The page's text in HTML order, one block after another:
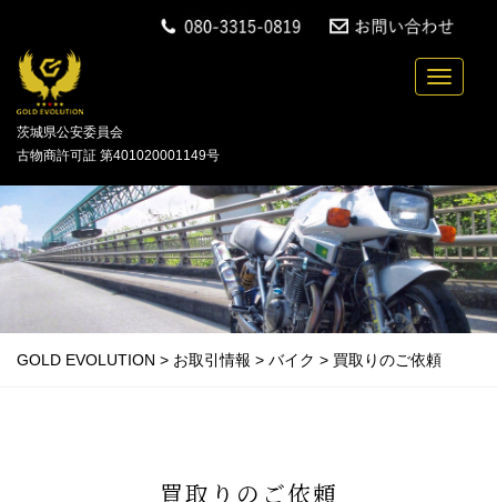
Toggle
中古バイクの買取・無料引取を行っている「
茨城県公安委員会
古物商許可証 第401020001149号
GOLD EVOLUTION > お取引情報 > バイク > 買取りのご依頼
買取りのご依頼